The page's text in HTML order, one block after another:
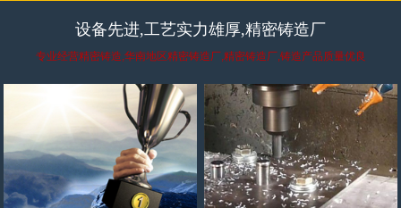
设备先进,工艺实力雄厚,精密铸造厂
专业经营精密铸造,华南地区精密铸造厂,精密铸造厂,铸造产品质量优良